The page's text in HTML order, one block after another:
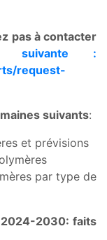
pas à contacter
suivante :
request-
suivants:
et prévisions
par type de
2024-2030: faits